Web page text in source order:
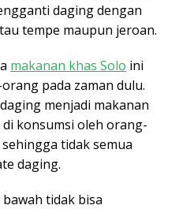
daging dengan
tempe maupun jeroan.
makanan khas Solo ini
pada zaman dulu.
menjadi makanan
konsumsi oleh orang-
tidak semua
daging.
tidak bisa